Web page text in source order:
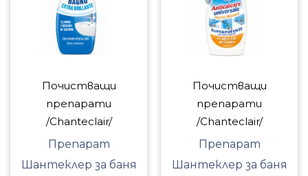
Почистващи
препарати
/Chanteclair/
Препарат
Шантеклер за баня
Почистващи
препарати
/Chanteclair/
Препарат
Шантеклер за баня